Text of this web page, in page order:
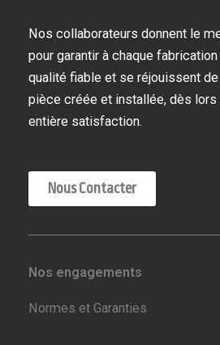
Nos collaborateurs donnent le
pour garantir à chaque
qualité fiable et se réjouissent
pièce créée et installée, dès lors
entière satisfaction.
Nous Contacter
Nos engagements
Normes et Garanties